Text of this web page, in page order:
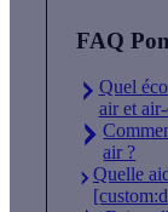
FAQ
Quel
air et
air ?
Quelle